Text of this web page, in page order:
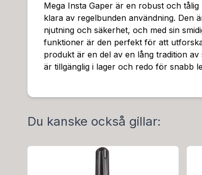
Mega Insta Gaper är en robust och
klara av regelbunden användning. Den
njutning och säkerhet, och med sin
funktioner är den perfekt för att
produkt är en del av en lång tradition
är tillgänglig i lager och redo för snabb
Du kanske också gillar: